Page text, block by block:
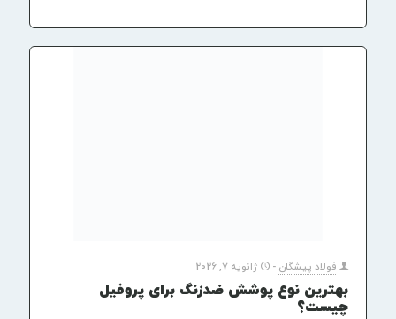
فولاد پیشگان - ژانویه 7, 2026
بهترین نوع پوشش ضدزنگ برای پروفیل
چیست؟